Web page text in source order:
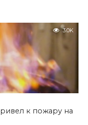
3.0K
к пожару на